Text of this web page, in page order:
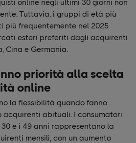
online negli ultimi 30 giorni non
Tuttavia, i gruppi di età più
più frequentemente nel 2025
esteri preferiti dagli acquirenti
Cina e Germania.
priorità alla scelta
online
la flessibilità quando fanno
acquirenti abituali. I consumatori
e i 49 anni rappresentano la
mensili, con un aumento